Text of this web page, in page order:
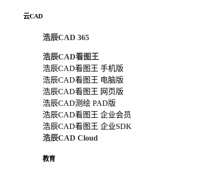
云CAD
浩辰CAD 365
浩辰CAD看图王
浩辰CAD看图王 手机版
浩辰CAD看图王 电脑版
浩辰CAD看图王 网页版
浩辰CAD测绘 PAD版
浩辰CAD看图王 企业会员
浩辰CAD看图王 企业SDK
浩辰CAD Cloud
教育